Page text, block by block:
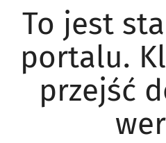
To jest
portalu.
przejść